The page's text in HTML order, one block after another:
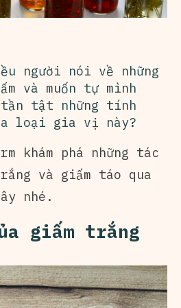
người nói về những
và muốn tự mình
tật những tính
loại gia vị này?
khám phá những tác
và giấm táo qua
nhé.
giấm trắng